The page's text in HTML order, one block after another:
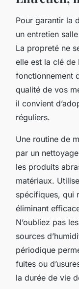
Pour garantir la
un entretien
La propreté ne
elle est la clé de
fonctionnement
qualité de vos
il convient
réguliers.
Une routine de
par un
les produits
matériaux.
spécifiques, qui
éliminant
N’oubliez pas
sources
périodique
fuites ou
la durée de vie